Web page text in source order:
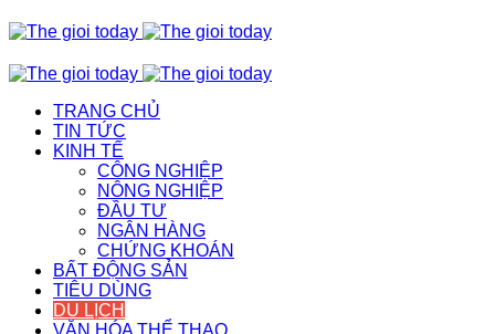
TRANG CHỦ
TIN TỨC
KINH TẾ
CÔNG NGHIỆP
NÔNG NGHIỆP
ĐẦU TƯ
NGÂN HÀNG
CHỨNG KHOÁN
BẤT ĐỘNG SẢN
TIÊU DÙNG
DU LỊCH
VĂN HÓA THỂ THAO